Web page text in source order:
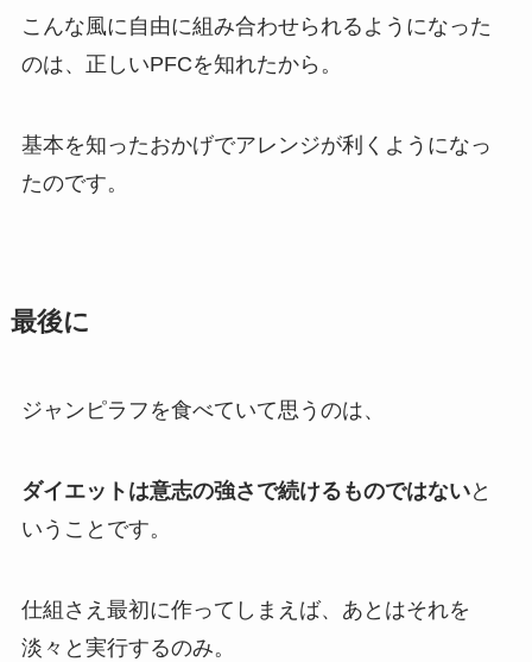
こんな風に自由に組み合わせられるようになった
のは、正しいPFCを知れたから。
基本を知ったおかげでアレンジが利くようになっ
たのです。
最後に
ジャンピラフを食べていて思うのは、
ダイエットは意志の強さで続けるものではないと
いうことです。
仕組さえ最初に作ってしまえば、あとはそれを
淡々と実行するのみ。